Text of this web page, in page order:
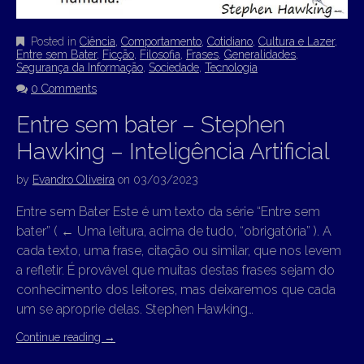
Posted in Ciência Comportamento Cotidiano Cultura e Lazer,
Entre sem Bater, Ficção Filosofia Frases Generalidades
Segurança da Informação Sociedade Tecnologia
0 Comments
Entre sem bater – Stephen
Hawking – Inteligência Artificial
by Evandro Oliveira on 03/03/2023
Entre sem Bater Este é um texto da série “Entre sem
bater” ( ← Uma leitura, acima de tudo, “obrigatória” ). A
cada texto, uma frase, citação ou similar, que nos levem
a refletir. É provável que muitas destas frases sejam do
conhecimento dos leitores, mas deixaremos que cada
um se aproprie delas. Stephen Hawking…
Continue reading →